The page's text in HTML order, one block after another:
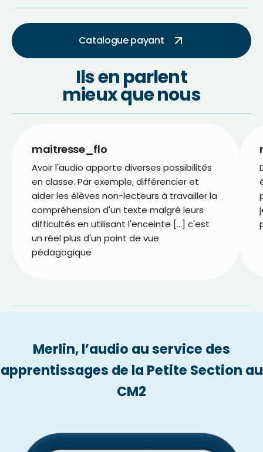
Catalogue payant
Ils en parlent
mieux que nous
maitresse_flo
Avoir l'audio apporte diverses possibilités
en classe. Par exemple, différencier et
aider les élèves non-lecteurs à travailler la
compréhension d'un texte malgré leurs
difficultés en utilisant l'enceinte […] c'est
un réel plus d'un point de vue
pédagogique
Merlin, l’audio au service des
apprentissages de la Petite Section au
CM2